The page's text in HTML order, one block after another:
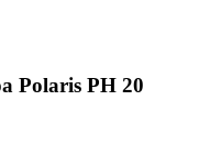
Polaris PH 20